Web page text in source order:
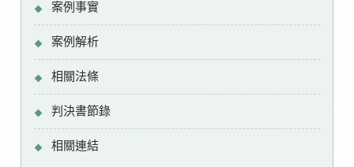
案例事實
案例解析
相關法條
判決書節錄
相關連結